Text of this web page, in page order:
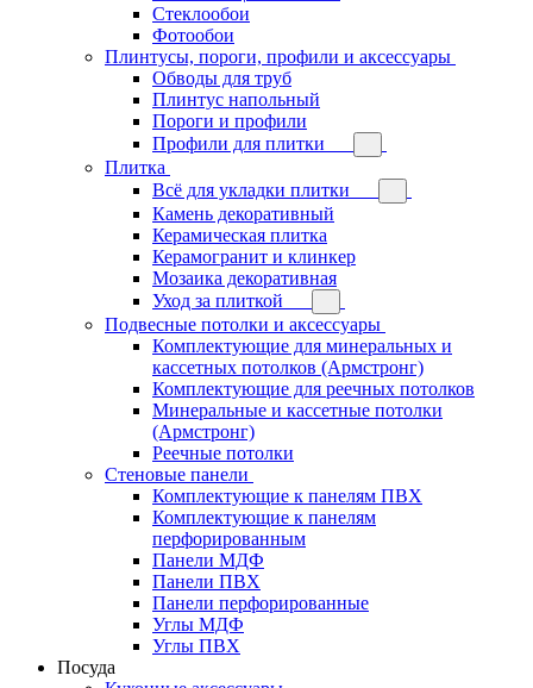
Стеклообои
Фотообои
Плинтусы, пороги, профили и аксессуары
Обводы для труб
Плинтус напольный
Пороги и профили
Профили для плитки
Плитка
Всё для укладки плитки
Камень декоративный
Керамическая плитка
Керамогранит и клинкер
Мозаика декоративная
Уход за плиткой
Подвесные потолки и аксессуары
Комплектующие для минеральных и
кассетных потолков (Армстронг)
Комплектующие для реечных потолков
Минеральные и кассетные потолки
(Армстронг)
Реечные потолки
Стеновые панели
Комплектующие к панелям ПВХ
Комплектующие к панелям
перфорированным
Панели МДФ
Панели ПВХ
Панели перфорированные
Углы МДФ
Углы ПВХ
Посуда